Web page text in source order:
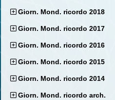
Giorn. Mond. ricordo 2018
Giorn. Mond. ricordo 2017
Giorn. Mond. ricordo 2016
Giorn. Mond. ricordo 2015
Giorn. Mond. ricordo 2014
Giorn. Mond. ricordo arch.